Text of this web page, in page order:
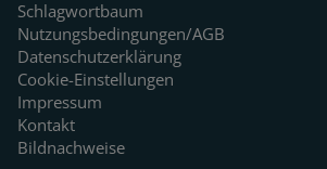
Schlagwortbaum
Nutzungsbedingungen/AGB
Datenschutzerklärung
Cookie-Einstellungen
Impressum
Kontakt
Bildnachweise